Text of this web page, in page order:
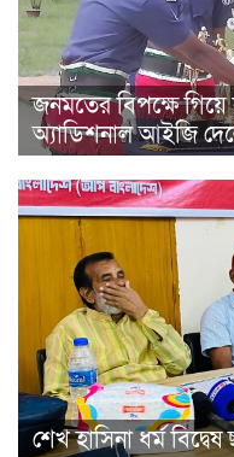
জনমতের বিপক্ষে
অ্যাডিশনাল আইজি
শেখ হাসিনা ধর্ম